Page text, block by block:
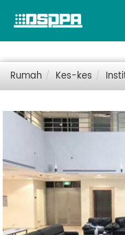
Rumah Kes-kes